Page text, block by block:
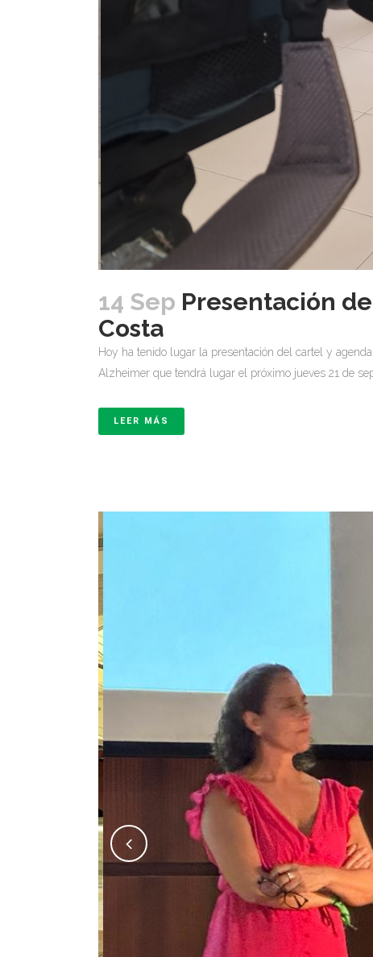
14 Sep Presentación
Costa
Hoy ha tenido lugar la presentación del cartel y
Alzheimer que tendrá lugar el próximo jueves 21 de
LEER MÁS